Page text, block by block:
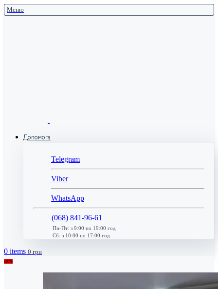
Меню
Допомога
Telegram
Viber
WhatsApp
(068) 841-96-61
Пн-Пт: з 9:00 по 19:00 год
Сб: з 10:00 по 17:00 год
0 items 0 грн
-20%